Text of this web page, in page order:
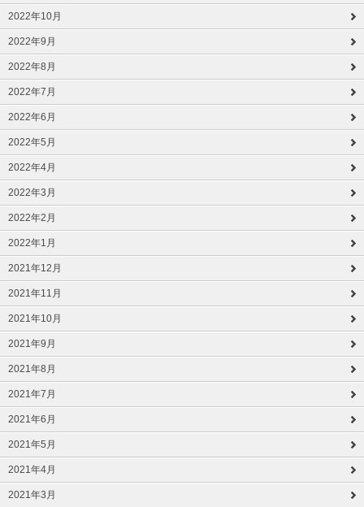
2022年10月
2022年9月
2022年8月
2022年7月
2022年6月
2022年5月
2022年4月
2022年3月
2022年2月
2022年1月
2021年12月
2021年11月
2021年10月
2021年9月
2021年8月
2021年7月
2021年6月
2021年5月
2021年4月
2021年3月